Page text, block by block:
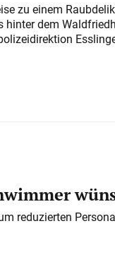
zu einem
hinter dem
reduzierten